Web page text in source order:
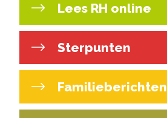
Lees RH online
Sterpunten
Familieberichten